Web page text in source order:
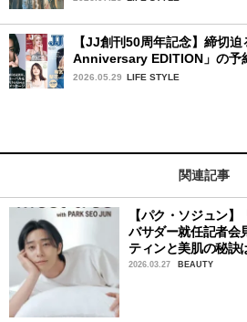
【JJ創刊50周年記念】締切
Anniversary EDITION」の予
2026.05.29 LIFE STYLE
関連記事
【パク・ソジュン
バサダー就任記者会
ティンと美肌の秘訣
2026.03.27 BEAUTY